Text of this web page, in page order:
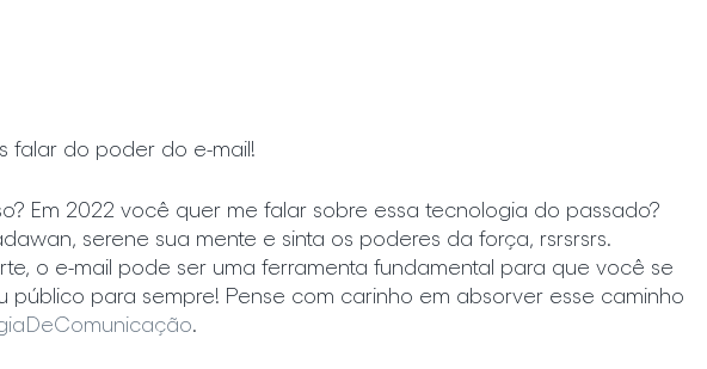
falar do poder do e-mail!
Em 2022 você quer me falar sobre essa tecnologia do passado?
serene sua mente e sinta os poderes da força, rsrsrsrs.
o e-mail pode ser uma ferramenta fundamental para que você se
público para sempre! Pense com carinho em absorver esse caminho